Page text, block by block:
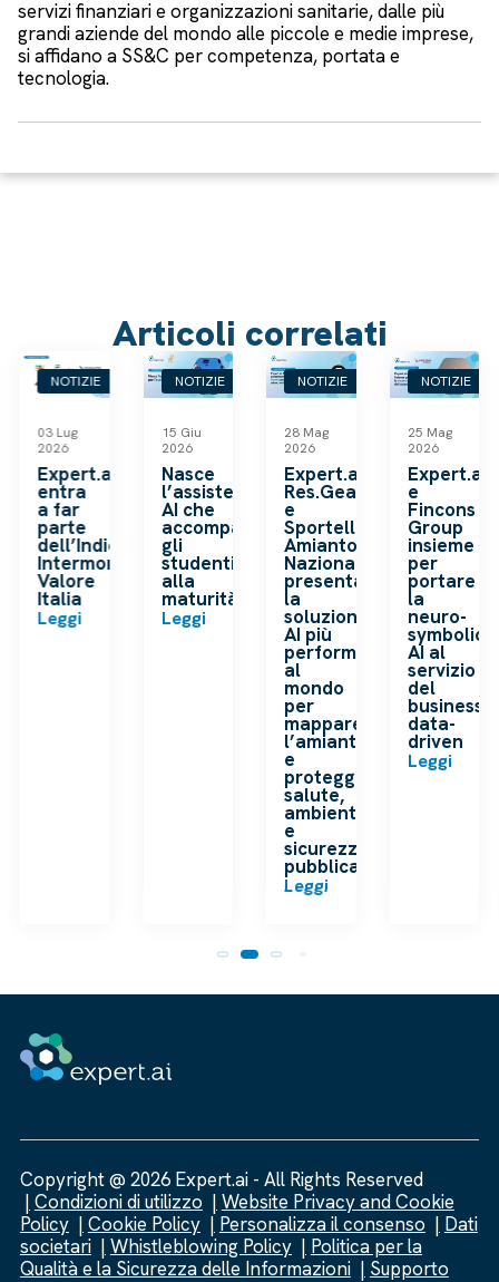
servizi finanziari e organizzazioni sanitarie, dalle più
grandi aziende del mondo alle piccole e medie imprese,
si affidano a SS&C per competenza, portata e
tecnologia.
Articoli correlati
NOTIZIE
03 Lug
2026
Expert.ai
entra
a far
parte
dell’Indice
Intermonte
Valore
Italia
Leggi
NOTIZIE
15 Giu
2026
Nasce
l’assistente
AI che
accompagna
gli
studenti
alla
maturità
Leggi
NOTIZIE
28 Mag
2026
Expert.ai,
Res.Gea
e
Sportello
Amianto
Nazionale
presentano
la
soluzione
AI più
performante
al
mondo
per
mappare
l’amianto
e
proteggere
salute,
ambiente
e
sicurezza
pubblica
Leggi
NOTIZIE
25 Mag
2026
Expert.ai
e
Fincons
Group
insieme
per
portare
la
neuro-
symbolic
AI al
servizio
del
business
data-
driven
Leggi
Copyright @ 2026 Expert.ai - All Rights Reserved
Condizioni di utilizzo
Website Privacy and Cookie
Policy
Cookie Policy Personalizza il consenso
Dati
societari
Whistleblowing Policy
Politica per la
Qualità e la Sicurezza delle Informazioni
Supporto